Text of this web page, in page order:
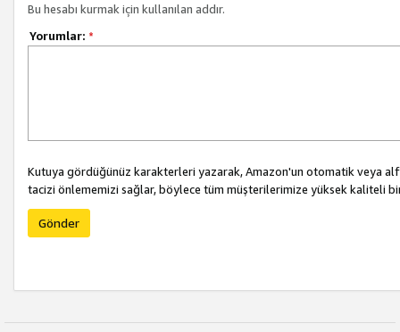
Bu hesabı kurmak için kullanılan addır.
Yorumlar: *
Kutuya gördüğünüz karakterleri yazarak, Amazon'un otomatik veya
tacizi önlememizi sağlar, böylece tüm müşterilerimize yüksek kaliteli
Gönder